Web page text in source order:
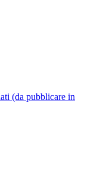
(da pubblicare in